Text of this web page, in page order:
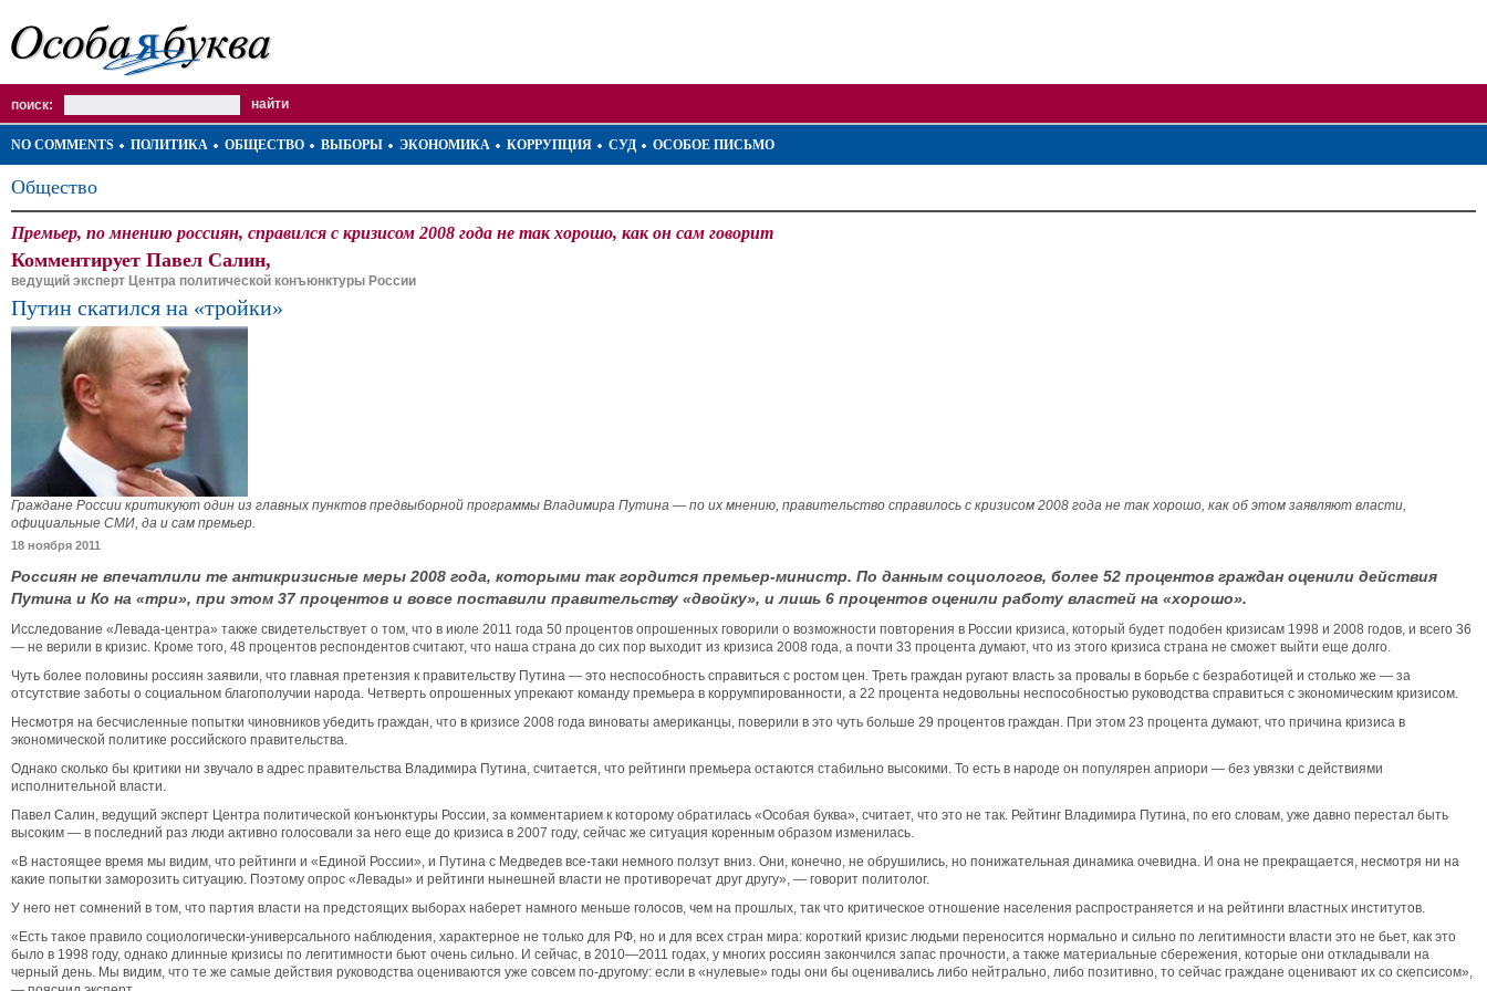
поиск:
NO COMMENTS ПОЛИТИКА ОБЩЕСТВО ВЫБОРЫ ЭКОНОМИКА КОРРУПЦИЯ СУД ОСОБОЕ ПИСЬМО
Общество
Премьер, по мнению россиян, справился с кризисом 2008 года не так хорошо, как он сам говорит
Комментирует Павел Салин,
ведущий эксперт Центра политической конъюнктуры России
Путин скатился на «тройки»
Граждане России критикуют один из главных пунктов предвыборной программы Владимира Путина — по их мнению, правительство справилось с кризисом 2008 года не так хорошо, как об этом заявляют власти,
официальные СМИ, да и сам премьер.
18 ноября 2011
Россиян не впечатлили те антикризисные меры 2008 года, которыми так гордится премьер-министр. По данным социологов, более 52 процентов граждан оценили действия
Путина и Ко на «три», при этом 37 процентов и вовсе поставили правительству «двойку», и лишь 6 процентов оценили работу властей на «хорошо».
Исследование «Левада-центра» также свидетельствует о том, что в июле 2011 года 50 процентов опрошенных говорили о возможности повторения в России кризиса, который будет подобен кризисам 1998 и 2008 годов, и всего 36
— не верили в кризис. Кроме того, 48 процентов респондентов считают, что наша страна до сих пор выходит из кризиса 2008 года, а почти 33 процента думают, что из этого кризиса страна не сможет выйти еще долго.
Чуть более половины россиян заявили, что главная претензия к правительству Путина — это неспособность справиться с ростом цен. Треть граждан ругают власть за провалы в борьбе с безработицей и столько же — за
отсутствие заботы о социальном благополучии народа. Четверть опрошенных упрекают команду премьера в коррумпированности, а 22 процента недовольны неспособностью руководства справиться с экономическим кризисом.
Несмотря на бесчисленные попытки чиновников убедить граждан, что в кризисе 2008 года виноваты американцы, поверили в это чуть больше 29 процентов граждан. При этом 23 процента думают, что причина кризиса в
экономической политике российского правительства.
Однако сколько бы критики ни звучало в адрес правительства Владимира Путина, считается, что рейтинги премьера остаются стабильно высокими. То есть в народе он популярен априори — без увязки с действиями
исполнительной власти.
Павел Салин, ведущий эксперт Центра политической конъюнктуры России, за комментарием к которому обратилась «Особая буква», считает, что это не так. Рейтинг Владимира Путина, по его словам, уже давно перестал быть
высоким — в последний раз люди активно голосовали за него еще до кризиса в 2007 году, сейчас же ситуация коренным образом изменилась.
«В настоящее время мы видим, что рейтинги и «Единой России», и Путина с Медведев все-таки немного ползут вниз. Они, конечно, не обрушились, но понижательная динамика очевидна. И она не прекращается, несмотря ни на
какие попытки заморозить ситуацию. Поэтому опрос «Левады» и рейтинги нынешней власти не противоречат друг другу», — говорит политолог.
У него нет сомнений в том, что партия власти на предстоящих выборах наберет намного меньше голосов, чем на прошлых, так что критическое отношение населения распространяется и на рейтинги властных институтов.
«Есть такое правило социологически-универсального наблюдения, характерное не только для РФ, но и для всех стран мира: короткий кризис людьми переносится нормально и сильно по легитимности власти это не бьет, как это
было в 1998 году, однако длинные кризисы по легитимности бьют очень сильно. И сейчас, в 2010—2011 годах, у многих россиян закончился запас прочности, а также материальные сбережения, которые они откладывали на
черный день. Мы видим, что те же самые действия руководства оцениваются уже совсем по-другому: если в «нулевые» годы они бы оценивались либо нейтрально, либо позитивно, то сейчас граждане оценивают их со скепсисом»,